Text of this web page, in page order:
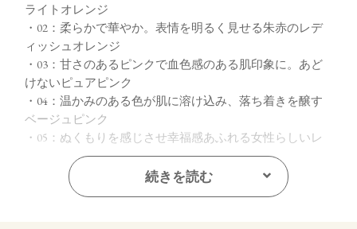
ライトオレンジ
・02：柔らかで華やか。表情を明るく見せる朱赤のレデ
ィッシュオレンジ
・03：甘さのあるピンクで血色感のある肌印象に。あど
けないピュアピンク
・04：温かみのある色が肌に溶け込み、落ち着きを醸す
ベージュピンク
・05：ぬくもりを感じさせ幸福感あふれる女性らしいレ
ディッシュピンク
・06：ほのかな青みで落ち着きと品の良さを印象づける
ダスティピンク
続きを読む